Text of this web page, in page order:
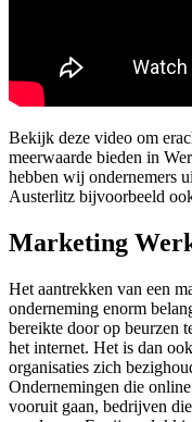
Bekijk deze video om
meerwaarde bieden in
hebben wij ondernemers
Austerlitz bijvoorbeeld
Marketing
Het aantrekken van een
onderneming enorm
bereikte door op beurzen
het internet. Het is dan
organisaties zich
Ondernemingen die
vooruit gaan, bedrijven